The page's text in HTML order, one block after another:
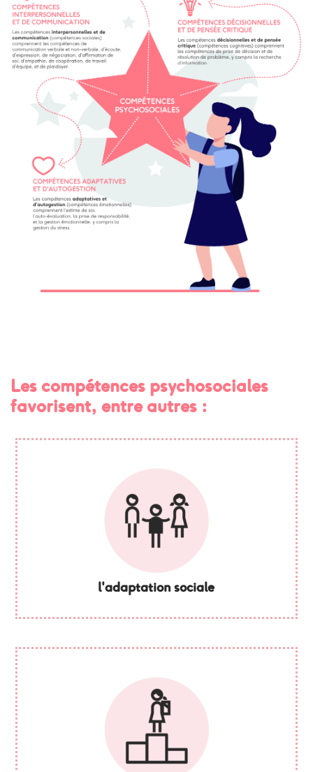
Les compétences psychosociales
favorisent, entre autres :
l'adaptation sociale